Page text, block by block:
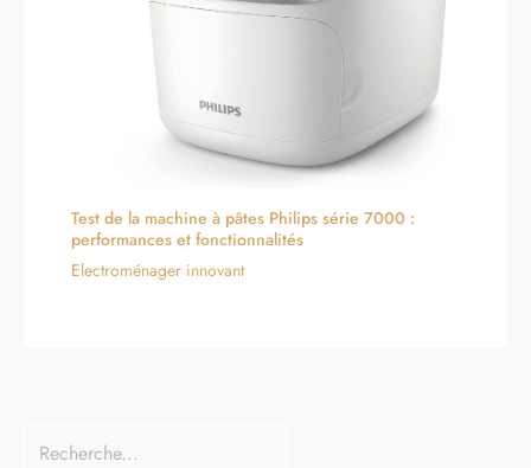
Test de la machine à pâtes Philips série 7000 :
performances et fonctionnalités
Electroménager innovant